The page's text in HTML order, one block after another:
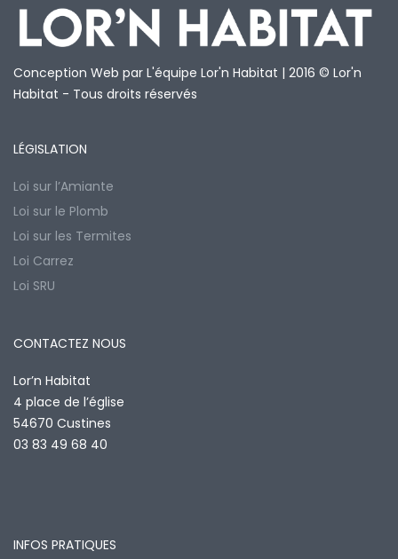
Conception Web par L'équipe Lor'n Habitat | 2016 © Lor'n
Habitat - Tous droits réservés
LÉGISLATION
Loi sur l’Amiante
Loi sur le Plomb
Loi sur les Termites
Loi Carrez
Loi SRU
CONTACTEZ NOUS
Lor’n Habitat
4 place de l’église
54670 Custines
03 83 49 68 40
INFOS PRATIQUES